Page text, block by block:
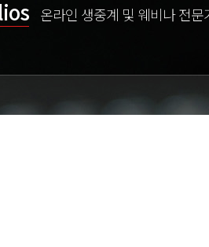
온라인 생중계 및 웨비나 전문